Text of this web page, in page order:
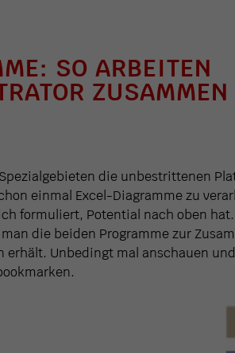
SO ARBEITEN
ZUSAMMEN
die unbestrittenen
einmal Excel-Diagramme zu
formuliert, Potential nach oben
die beiden Programme zur
erhält. Unbedingt mal anschauen